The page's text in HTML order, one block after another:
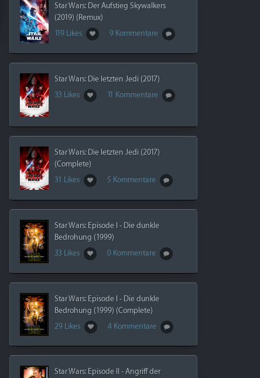
Star Wars: Der Aufstieg Skywalkers
(2019) (Remux)
119 Likes
9 Kommentare
Star Wars: Die letzten Jedi (2017)
33 Likes
11 Kommentare
Star Wars: Die letzten Jedi (2017)
(Complete)
31 Likes
5 Kommentare
Star Wars: Episode I - Die dunkle
Bedrohung (1999)
33 Likes
0 Kommentare
Star Wars: Episode I - Die dunkle
Bedrohung (1999) (Complete)
29 Likes
4 Kommentare
Star Wars: Episode II - Angriff der